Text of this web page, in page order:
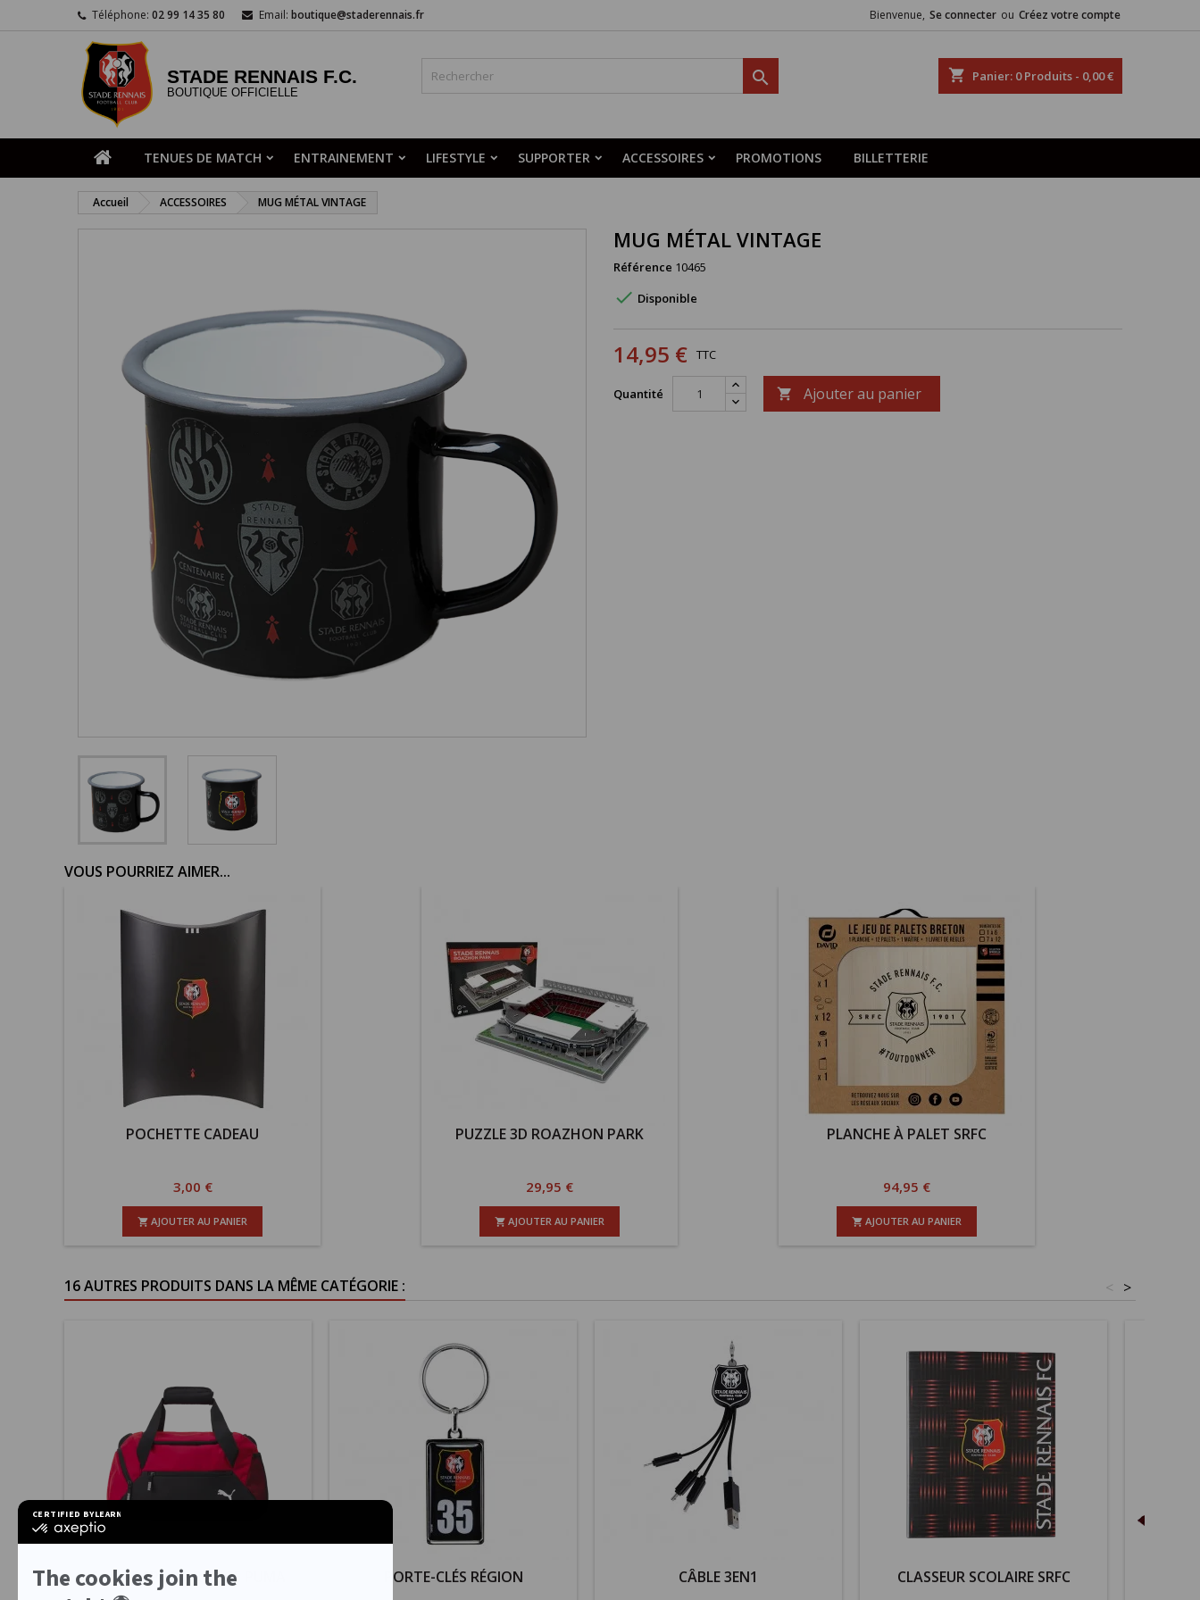
Téléphone: 02 99 14 35 80 Email: boutique@staderennais.fr Bienvenue, Se connecter ou Créez votre compte
STADE RENNAIS F.C.
BOUTIQUE OFFICIELLE
shopping_cart Panier: 0Produits - 0,00 €

TENUES DE MATCH ENTRAINEMENT LIFESTYLE SUPPORTER ACCESSOIRES PROMOTIONS BILLETTERIE
Accueil ACCESSOIRES MUG MÉTAL VINTAGE
MUG MÉTAL VINTAGE
Référence 10465
 Disponible
14,95 € TTC
Quantité  Ajouter au panier
VOUS POURRIEZ AIMER...
POCHETTE CADEAU
Prix
3,00 €
 AJOUTER AU PANIER
PUZZLE 3D ROAZHON PARK
Prix
29,95 €
 AJOUTER AU PANIER
PLANCHE À PALET SRFC
Prix
94,95 €
 AJOUTER AU PANIER
16 AUTRES PRODUITS DANS LA MÊME CATÉGORIE : >
<
SAC DE SPORT ROUGE PUMA PORTE-CLÉS RÉGION CÂBLE 3EN1 CLASSEUR SCOLAIRE SRFC